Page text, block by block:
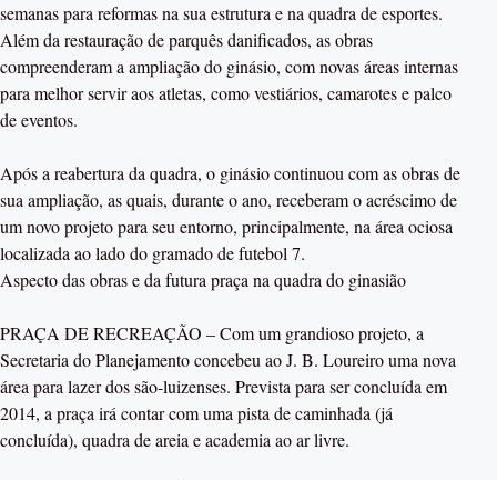
semanas para reformas na sua estrutura e na quadra de esportes.
Além da restauração de parquês danificados, as obras
compreenderam a ampliação do ginásio, com novas áreas internas
para melhor servir aos atletas, como vestiários, camarotes e palco
de eventos.
Após a reabertura da quadra, o ginásio continuou com as obras de
sua ampliação, as quais, durante o ano, receberam o acréscimo de
um novo projeto para seu entorno, principalmente, na área ociosa
localizada ao lado do gramado de futebol 7.
Aspecto das obras e da futura praça na quadra do ginasião
PRAÇA DE RECREAÇÃO – Com um grandioso projeto, a
Secretaria do Planejamento concebeu ao J. B. Loureiro uma nova
área para lazer dos são-luizenses. Prevista para ser concluída em
2014, a praça irá contar com uma pista de caminhada (já
concluída), quadra de areia e academia ao ar livre.